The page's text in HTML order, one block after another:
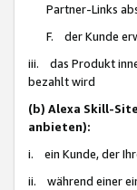
Partner-Links
F. der Kunde
iii. das Produkt
bezahlt wird
(b) Alexa Skill-
anbieten):
i. ein Kunde, der
ii. während einer